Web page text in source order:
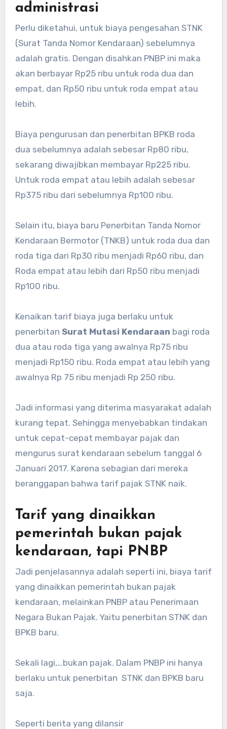
administrasi
Perlu diketahui, untuk biaya pengesahan STNK
(Surat Tanda Nomor Kendaraan) sebelumnya
adalah gratis. Dengan disahkan PNBP ini maka
akan berbayar Rp25 ribu untuk roda dua dan
empat, dan Rp50 ribu untuk roda empat atau
lebih.
Biaya pengurusan dan penerbitan BPKB roda
dua sebelumnya adalah sebesar Rp80 ribu,
sekarang diwajibkan membayar Rp225 ribu.
Untuk roda empat atau lebih adalah sebesar
Rp375 ribu dari sebelumnya Rp100 ribu.
Selain itu, biaya baru Penerbitan Tanda Nomor
Kendaraan Bermotor (TNKB) untuk roda dua dan
roda tiga dari Rp30 ribu menjadi Rp60 ribu, dan
Roda empat atau lebih dari Rp50 ribu menjadi
Rp100 ribu.
Kenaikan tarif biaya juga berlaku untuk
penerbitan Surat Mutasi Kendaraan bagi roda
dua atau roda tiga yang awalnya Rp75 ribu
menjadi Rp150 ribu. Roda empat atau lebih yang
awalnya Rp 75 ribu menjadi Rp 250 ribu.
Jadi informasi yang diterima masyarakat adalah
kurang tepat. Sehingga menyebabkan tindakan
untuk cepat-cepat membayar pajak dan
mengurus surat kendaraan sebelum tanggal 6
Januari 2017. Karena sebagian dari mereka
beranggapan bahwa tarif pajak STNK naik.
Tarif yang dinaikkan
pemerintah bukan pajak
kendaraan, tapi PNBP
Jadi penjelasannya adalah seperti ini, biaya tarif
yang dinaikkan pemerintah bukan pajak
kendaraan, melainkan PNBP atau Penerimaan
Negara Bukan Pajak. Yaitu penerbitan STNK dan
BPKB baru.
Sekali lagi,…bukan pajak. Dalam PNBP ini hanya
berlaku untuk penerbitan STNK dan BPKB baru
saja.
Seperti berita yang dilansir